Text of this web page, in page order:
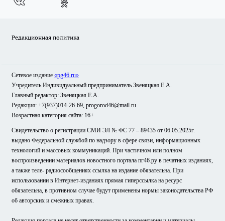
Редакционная политика
Сетевое издание «pg46.ru»
Учредитель Индивидуальный предприниматель Звеняцкая Е.А.
Главный редактор: Звеняцкая Е.А.
Редакция: +7(937)014-26-69, progorod46@mail.ru
Возрастная категория сайта: 16+
Свидетельство о регистрации СМИ ЭЛ № ФС 77 – 89435 от 06.05.2025г.
выдано Федеральной службой по надзору в сфере связи, информационных
технологий и массовых коммуникаций. При частичном или полном
воспроизведении материалов новостного портала пг46.ру в печатных изданиях,
а также теле- радиосообщениях ссылка на издание обязательна. При
использовании в Интернет-изданиях прямая гиперссылка на ресурс
обязательна, в противном случае будут применены нормы законодательства РФ
об авторских и смежных правах.